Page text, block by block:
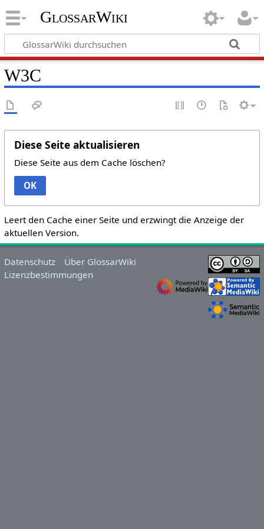
GlossarWiki
W3C
Diese Seite aktualisieren
Diese Seite aus dem Cache löschen?
OK
Leert den Cache einer Seite und erzwingt die Anzeige der
aktuellen Version.
Datenschutz
Über GlossarWiki
Lizenzbestimmungen